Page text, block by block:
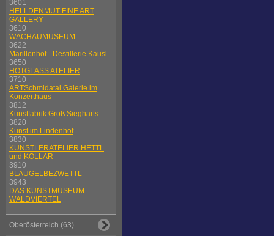
3601
HELLDENMUT FINE ART
GALLERY
3610
WACHAUMUSEUM
3622
Marillenhof - Destillerie Kausl
3650
HOTGLASS ATELIER
3710
ARTSchmidatal Galerie im
Konzerthaus
3812
Kunstfabrik Groß Siegharts
3820
Kunst im Lindenhof
3830
KÜNSTLERATELIER HETTL
und KOLLAR
3910
BLAUGELBEZWETTL
3943
DAS KUNSTMUSEUM
WALDVIERTEL
Oberösterreich (63)